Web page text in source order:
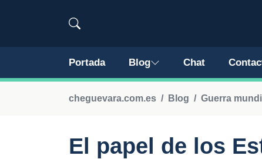
Portada Blog Chat
cheguevara.com.es Blog Guerra
El papel de los